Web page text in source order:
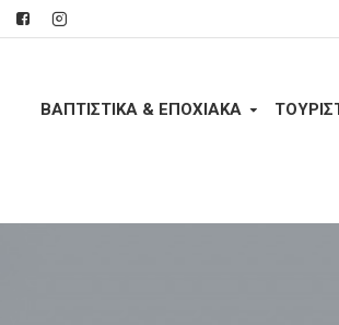
ΒΑΠΤΙΣΤΙΚΑ & ΕΠΟΧΙΑΚΑ